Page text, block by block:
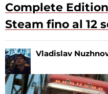
Complete
Steam fino al 12
Vladislav